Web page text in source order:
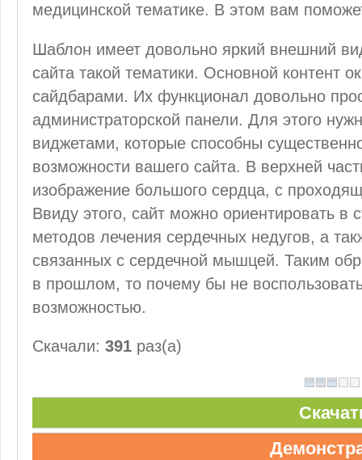
медицинской тематике. В этом вам
Шаблон имеет довольно яркий внешний
сайта такой тематики. Основной контент
сайдбарами. Их функционал довольно
администраторской панели. Для этого
виджетами, которые способны
возможности вашего сайта. В верхней
изображение большого сердца, с
Ввиду этого, сайт можно ориентировать в
методов лечения сердечных недугов, а
связанных с сердечной мышцей. Таким
в прошлом, то почему бы не
возможностью.
Скачали: 391 раз(а)